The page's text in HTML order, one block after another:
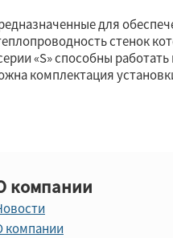
для
стенок
«S» способны
комплектация
компании
компании